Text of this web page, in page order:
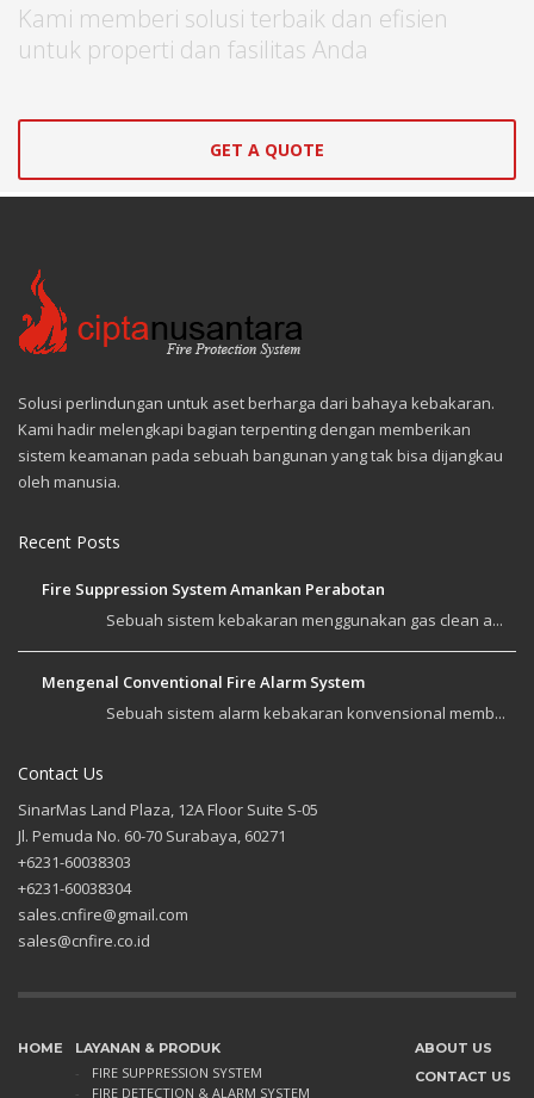
Kami memberi solusi terbaik dan efisien
untuk properti dan fasilitas Anda
GET A QUOTE
Solusi perlindungan untuk aset berharga dari bahaya kebakaran.
Kami hadir melengkapi bagian terpenting dengan memberikan
sistem keamanan pada sebuah bangunan yang tak bisa dijangkau
oleh manusia.
Recent Posts
Fire Suppression System Amankan Perabotan
Sebuah sistem kebakaran menggunakan gas clean a...
Mengenal Conventional Fire Alarm System
Sebuah sistem alarm kebakaran konvensional memb...
Contact Us
SinarMas Land Plaza, 12A Floor Suite S-05
Jl. Pemuda No. 60-70 Surabaya, 60271
+6231-60038303
+6231-60038304
sales.cnfire@gmail.com
sales@cnfire.co.id
HOME LAYANAN & PRODUK
FIRE SUPPRESSION SYSTEM
FIRE DETECTION & ALARM SYSTEM
ABOUT US
CONTACT US